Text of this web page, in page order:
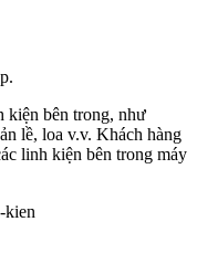
kiện bên trong, như
lề, loa v.v. Khách hàng
linh kiện bên trong máy